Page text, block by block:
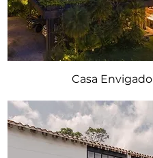
Casa Envigado